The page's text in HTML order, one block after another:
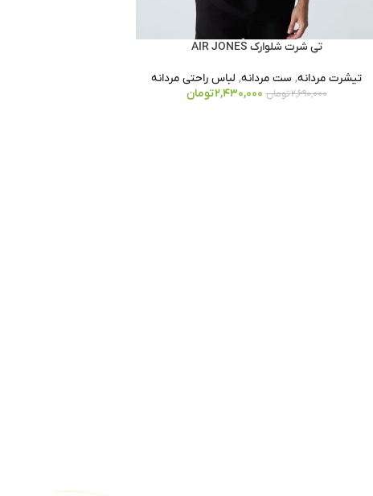
تی شرت شلوارک AIR JONES
تیشرت مردانه, ست مردانه, لباس راحتی مردانه
2,690,000تومان 2,430,000تومان